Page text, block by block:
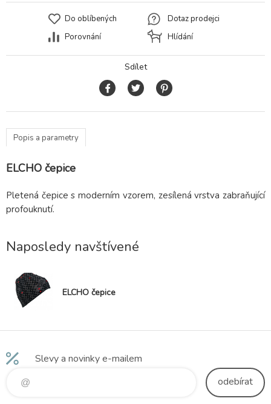
Do oblíbených
Porovnání
Dotaz prodejci
Hlídání
Sdílet
Popis a parametry
ELCHO čepice
Pletená čepice s moderním vzorem, zesílená vrstva zabraňující
profouknutí.
Naposledy navštívené
ELCHO čepice
Slevy a novinky e-mailem
odebírat